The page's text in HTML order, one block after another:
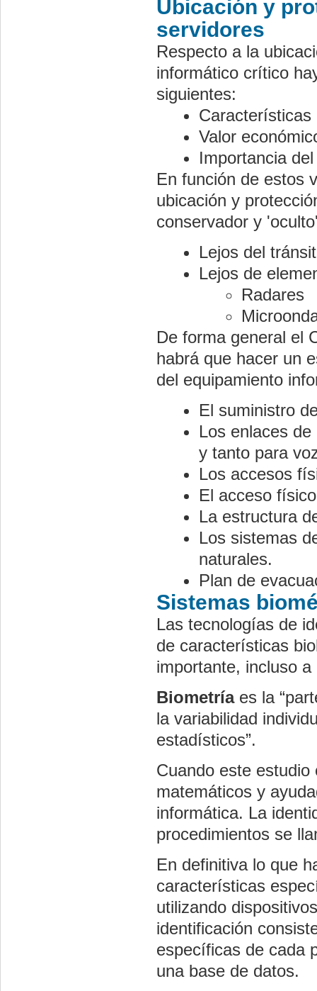
Ubicación y
servidores
Respecto a la
informático crítico
siguientes:
Características
Valor
Importancia
En función de estos
ubicación y
conservador y
Lejos del
Lejos de
Radares
De forma general el
habrá que hacer un
del equipamiento
El suministro
Los enlaces
y tanto para
Los accesos
El acceso
La estructura
Los sistemas
naturales.
Plan de
Sistemas
Las tecnologías de
de características
importante, incluso
Biometríaes la
la variabilidad
estadísticos”.
Cuando este
matemáticos y
informática. La
procedimientos se
En definitiva lo que
características
utilizando
identificación
específicas de cada
una base de datos.